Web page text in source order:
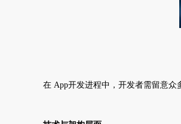
在 App开发进程中，开发者需留意众